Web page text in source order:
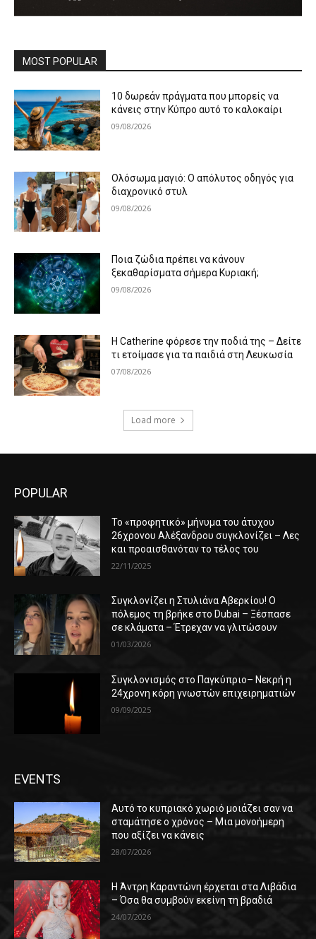
MOST POPULAR
10 δωρεάν πράγματα που μπορείς να
κάνεις στην Κύπρο αυτό το καλοκαίρι
09/08/2026
Ολόσωμα μαγιό: Ο απόλυτος οδηγός για
διαχρονικό στυλ
09/08/2026
Ποια ζώδια πρέπει να κάνουν
ξεκαθαρίσματα σήμερα Κυριακή;
09/08/2026
Η Catherine φόρεσε την ποδιά της – Δείτε
τι ετοίμασε για τα παιδιά στη Λευκωσία
07/08/2026
Load more
POPULAR
Το «προφητικό» μήνυμα του άτυχου
26χρονου Αλέξανδρου συγκλονίζει – Λες
και προαισθανόταν το τέλος του
22/11/2025
Συγκλονίζει η Στυλιάνα Αβερκίου! Ο
πόλεμος τη βρήκε στο Dubai – Ξέσπασε
σε κλάματα – Έτρεχαν να γλιτώσουν
01/03/2026
Συγκλονισμός στο Παγκύπριο– Νεκρή η
24χρονη κόρη γνωστών επιχειρηματιών
09/09/2025
EVENTS
Αυτό το κυπριακό χωριό μοιάζει σαν να
σταμάτησε ο χρόνος – Μια μονοήμερη
που αξίζει να κάνεις
28/07/2026
Η Άντρη Καραντώνη έρχεται στα Λιβάδια
– Όσα θα συμβούν εκείνη τη βραδιά
24/07/2026